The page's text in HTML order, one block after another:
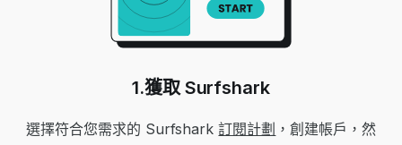
1.獲取 Surfshark
選擇符合您需求的 Surfshark訂閱計劃 ，創建帳戶，然